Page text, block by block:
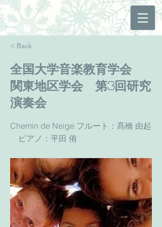
< Back
全国大学音楽教育学会
関東地区学会 第3回研究
演奏会
Chemin de Neige フルート：髙橋 由起
ピアノ：平田 侑